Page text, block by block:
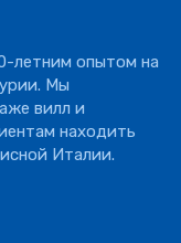
летним опытом на
Мы
вилл и
находить
Италии.